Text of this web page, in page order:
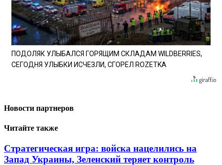
ПОДОЛЯК УЛЫБАЛСЯ ГОРЯЩИМ СКЛАДАМ WILDBERRIES,
СЕГОДНЯ УЛЫБКИ ИСЧЕЗЛИ, СГОРЕЛ ROZETKA
Новости партнеров
Читайте также
Стратегическая игра: войска нацелились на
Запад Украины, Зеленский теряет контроль